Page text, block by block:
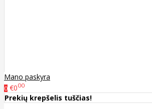
Mano paskyra
0 €000
Prekių krepšelis tuščias!